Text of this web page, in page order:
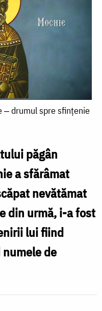
‒ drumul spre sfințenie
păgân
a sfărâmat
nevătămat
din urmă, i-a fost
lui fiind
de